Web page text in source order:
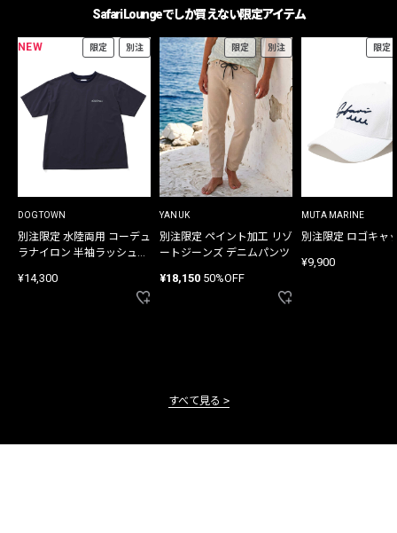
Safari Loungeでしか買えない限定アイテム
NEW 限定 別注
DOGTOWN
別注限定 水陸両用 コーデュ
ラナイロン 半袖ラッシュガ
¥14,300
限定 別注
YANUK
別注限定 ペイント加工 リゾ
ートジーンズ デニムパンツ
¥18,150 50%OFF
限定
MUTA MARINE
別注限定 ロゴキャ
¥9,900
すべて見る